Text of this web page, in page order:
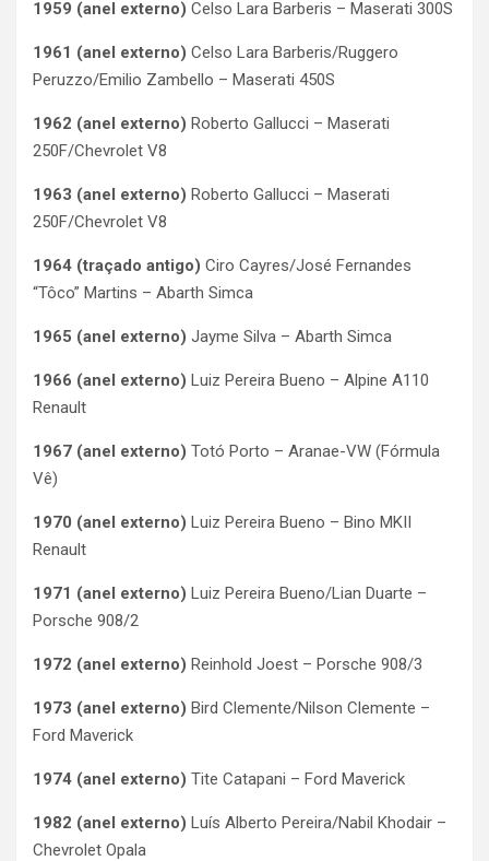
1959 (anel externo) Celso Lara Barberis – Maserati 300S
1961 (anel externo) Celso Lara Barberis/Ruggero
Peruzzo/Emilio Zambello – Maserati 450S
1962 (anel externo) Roberto Gallucci – Maserati
250F/Chevrolet V8
1963 (anel externo) Roberto Gallucci – Maserati
250F/Chevrolet V8
1964 (traçado antigo) Ciro Cayres/José Fernandes
“Tôco” Martins – Abarth Simca
1965 (anel externo) Jayme Silva – Abarth Simca
1966 (anel externo) Luiz Pereira Bueno – Alpine A110
Renault
1967 (anel externo) Totó Porto – Aranae-VW (Fórmula
Vê)
1970 (anel externo) Luiz Pereira Bueno – Bino MKII
Renault
1971 (anel externo) Luiz Pereira Bueno/Lian Duarte –
Porsche 908/2
1972 (anel externo) Reinhold Joest – Porsche 908/3
1973 (anel externo) Bird Clemente/Nilson Clemente –
Ford Maverick
1974 (anel externo) Tite Catapani – Ford Maverick
1982 (anel externo) Luís Alberto Pereira/Nabil Khodair –
Chevrolet Opala